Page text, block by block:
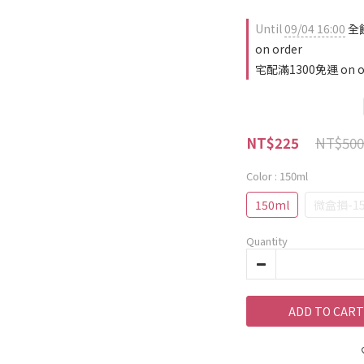
Until09/04 16:00 全
on order
宅配滿1300免運 on
NT$500
NT$225
Color : 150ml
150ml 微盒損-
Quantity
ADD TO CART